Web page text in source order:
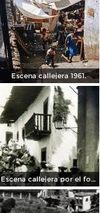
Escena callejera 1961.
Escena callejera por el fotografo Hugo Brehme.